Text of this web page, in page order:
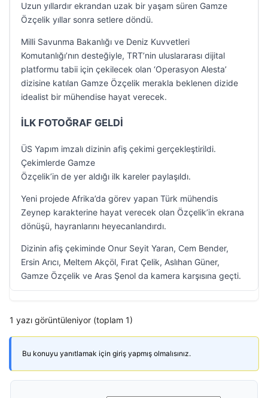
Uzun yıllardır ekrandan uzak bir yaşam süren Gamze
Özçelik yıllar sonra setlere döndü.
Milli Savunma Bakanlığı ve Deniz Kuvvetleri
Komutanlığı’nın desteğiyle, TRT’nin uluslararası dijital
platformu tabii için çekilecek olan ‘Operasyon Alesta’
dizisine katılan Gamze Özçelik merakla beklenen dizide
idealist bir mühendise hayat verecek.
İLK FOTOĞRAF GELDİ
ÜS Yapım imzalı dizinin afiş çekimi gerçekleştirildi.
Çekimlerde Gamze
Özçelik’in de yer aldığı ilk kareler paylaşıldı.
Yeni projede Afrika’da görev yapan Türk mühendis
Zeynep karakterine hayat verecek olan Özçelik’in ekrana
dönüşü, hayranlarını heyecanlandırdı.
Dizinin afiş çekiminde Onur Seyit Yaran, Cem Bender,
Ersin Arıcı, Meltem Akçöl, Fırat Çelik, Aslıhan Güner,
Gamze Özçelik ve Aras Şenol da kamera karşısına geçti.
1 yazı görüntüleniyor (toplam 1)
Bu konuyu yanıtlamak için giriş yapmış olmalısınız.